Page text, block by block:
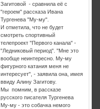
Загитовой - сравнила её с
"героем" рассказа Ивана
Тургенева "Му-му".
И отметила, что не будет
смотреть спортивный
телепроект "Первого канала" -
"Ледниковый период". "Мне это
вообще неинтересно. Му-му
фигурного катания меня не
интересует", - заявила она, имея
ввиду Алину Загитову.
Мы помним, в рассказе
русского писателя Тургенева
Му-му - это собачка немого